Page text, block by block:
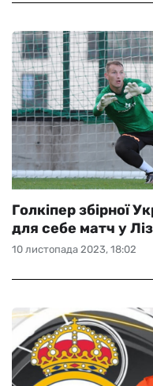
10 листопада 2023, 18:02
Голкіпер збірної
для себе матч у